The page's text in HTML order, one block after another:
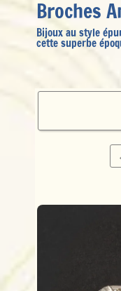
Broches
Bijoux au style
cette superbe